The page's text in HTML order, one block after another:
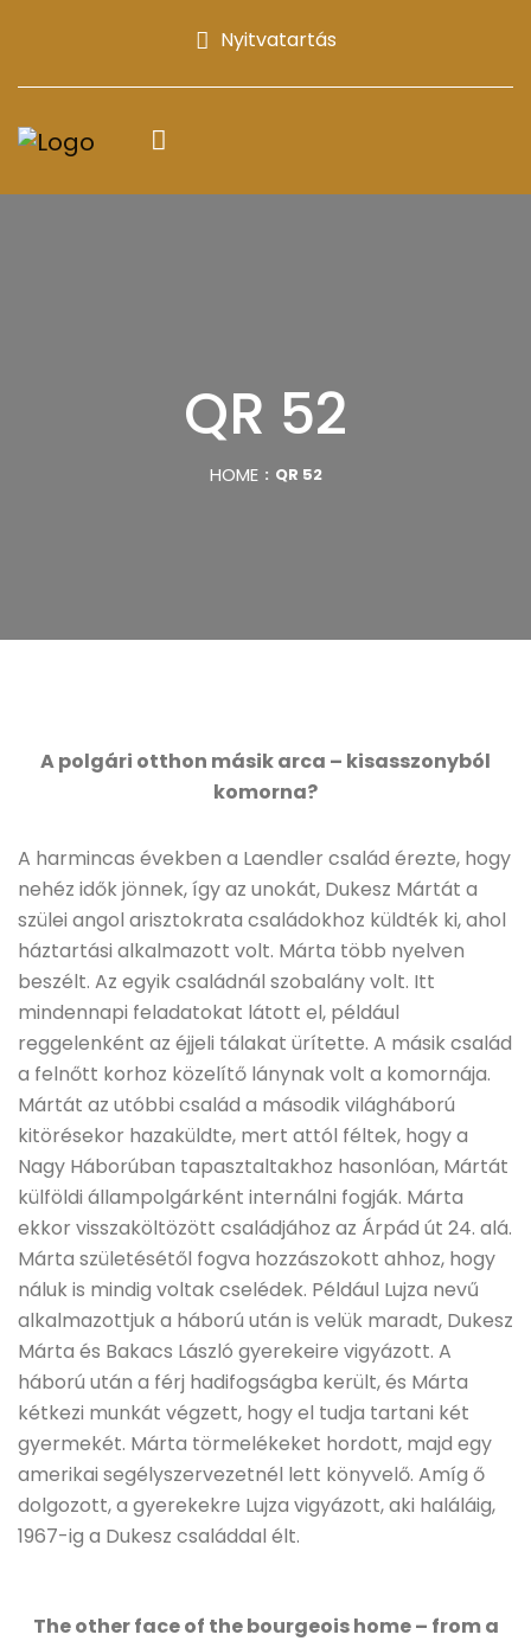
Nyitvatartás
QR 52
HOME QR 52
A polgári otthon másik arca – kisasszonyból
komorna?
A harmincas években a Laendler család érezte, hogy
nehéz idők jönnek, így az unokát, Dukesz Mártát a
szülei angol arisztokrata családokhoz küldték ki, ahol
háztartási alkalmazott volt. Márta több nyelven
beszélt. Az egyik családnál szobalány volt. Itt
mindennapi feladatokat látott el, például
reggelenként az éjjeli tálakat ürítette. A másik család
a felnőtt korhoz közelítő lánynak volt a komornája.
Mártát az utóbbi család a második világháború
kitörésekor hazaküldte, mert attól féltek, hogy a
Nagy Háborúban tapasztaltakhoz hasonlóan, Mártát
külföldi állampolgárként internálni fogják. Márta
ekkor visszaköltözött családjához az Árpád út 24. alá.
Márta születésétől fogva hozzászokott ahhoz, hogy
náluk is mindig voltak cselédek. Például Lujza nevű
alkalmazottjuk a háború után is velük maradt, Dukesz
Márta és Bakacs László gyerekeire vigyázott. A
háború után a férj hadifogságba került, és Márta
kétkezi munkát végzett, hogy el tudja tartani két
gyermekét. Márta törmelékeket hordott, majd egy
amerikai segélyszervezetnél lett könyvelő. Amíg ő
dolgozott, a gyerekekre Lujza vigyázott, aki haláláig,
1967-ig a Dukesz családdal élt.
The other face of the bourgeois home – from a